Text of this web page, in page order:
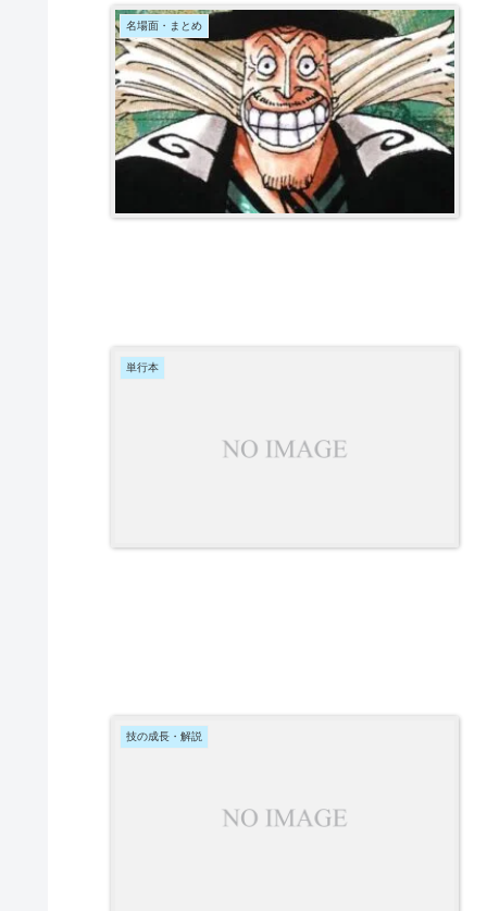
名場面・まとめ
単行本
技の成長・解説